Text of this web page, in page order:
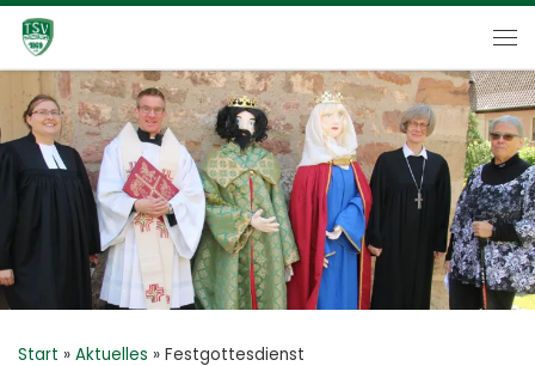
Zum Inhalt springen
Start » Aktuelles » Festgottesdienst